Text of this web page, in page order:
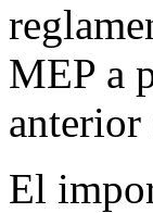
MEP a
anterior
El